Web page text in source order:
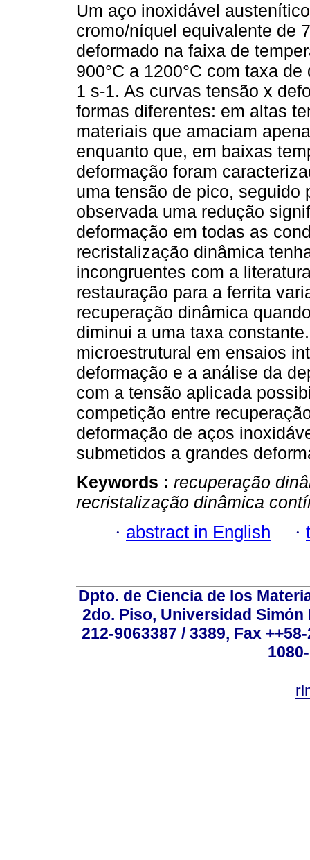
Um aço inoxidável
cromo/níquel equivalente de
deformado na faixa de
900°C a 1200°C com taxa
1 s-1. As curvas tensão x
formas diferentes: em altas
materiais que amaciam
enquanto que, em baixas
deformação foram
uma tensão de pico, seguido
observada uma redução
deformação em todas as
recristalização dinâmica
incongruentes com a
restauração para a ferrita
recuperação dinâmica
diminui a uma taxa
microestrutural em ensaios
deformação e a análise da
com a tensão aplicada
competição entre
deformação de aços
submetidos a grandes
Keywords : recuperação
recristalização dinâmica
· abstract in English ·
Dpto. de Ciencia de los
2do. Piso, Universidad
212-9063387 / 3389, Fax